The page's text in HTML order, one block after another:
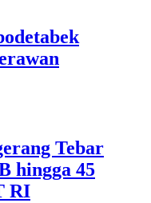
Tebar
hingga 45
RI